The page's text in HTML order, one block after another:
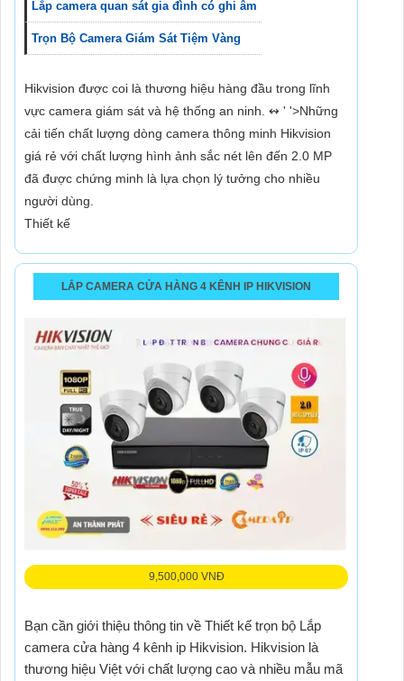
Lắp camera quan sát gia đình có ghi âm
Trọn Bộ Camera Giám Sát Tiệm Vàng
Hikvision được coi là thương hiệu hàng đầu trong lĩnh
vực camera giám sát và hệ thống an ninh. ↭ ' '>Những
cải tiến chất lượng dòng camera thông minh Hikvision
giá rẻ với chất lượng hình ảnh sắc nét lên đến 2.0 MP
đã được chứng minh là lựa chọn lý tưởng cho nhiều
người dùng.
Thiết kế
LẮP CAMERA CỬA HÀNG 4 KÊNH IP HIKVISION
9,500,000 VNĐ
Bạn cần giới thiệu thông tin về Thiết kế trọn bộ Lắp
camera cửa hàng 4 kênh ip Hikvision. Hikvision là
thương hiệu Việt với chất lượng cao và nhiều mẫu mã